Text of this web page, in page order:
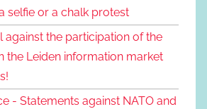
selfie or a chalk protest
against the participation of the
the Leiden information market
- Statements against NATO and